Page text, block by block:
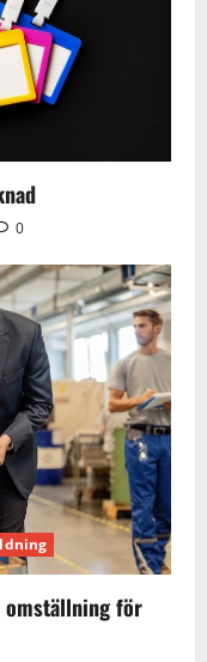
0
omställning för